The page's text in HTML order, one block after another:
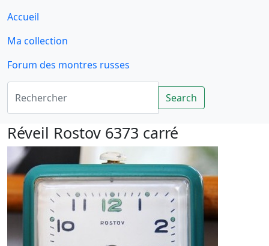
Accueil
Ma collection
Forum des montres russes
Rechercher
Search
Réveil Rostov 6373 carré